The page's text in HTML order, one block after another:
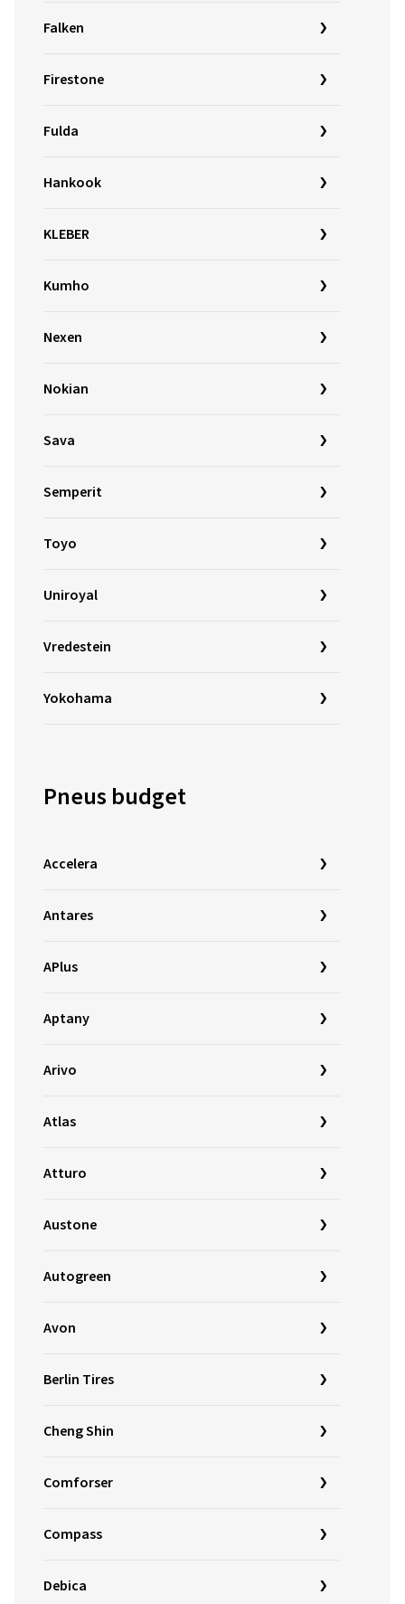
Falken
Firestone
Fulda
Hankook
KLEBER
Kumho
Nexen
Nokian
Sava
Semperit
Toyo
Uniroyal
Vredestein
Yokohama
Pneus budget
Accelera
Antares
APlus
Aptany
Arivo
Atlas
Atturo
Austone
Autogreen
Avon
Berlin Tires
Cheng Shin
Comforser
Compass
Debica